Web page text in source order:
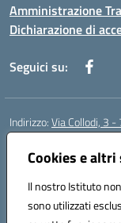
Cookies e
Il nostro Istituto
sono utilizzati
Amministrazione
Dichiarazione di
Seguici su:
Indirizzo:Via Collodi, 3 -
Centralino:
Posta elettronica
Codice fiscale:
Codice meccanografico:
Codice Indice delle